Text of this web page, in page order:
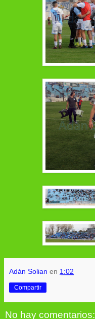
Adán Solian en 1:02
Compartir
No hay comentarios: